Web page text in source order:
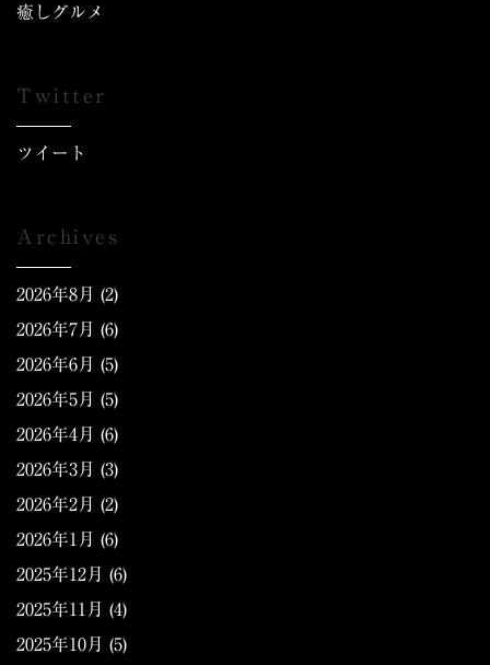
癒しグルメ
Twitter
ツイート
Archives
2026年8月 (2)
2026年7月 (6)
2026年6月 (5)
2026年5月 (5)
2026年4月 (6)
2026年3月 (3)
2026年2月 (2)
2026年1月 (6)
2025年12月 (6)
2025年11月 (4)
2025年10月 (5)